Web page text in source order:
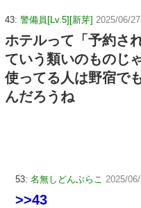
43: 警備員[Lv.5][新芽] 2025/06/
ホテルって「予約さ
ていう類いのものじ
使ってる人は野宿で
んだろうね
53: 名無しどんぶらこ 2025/
>>43